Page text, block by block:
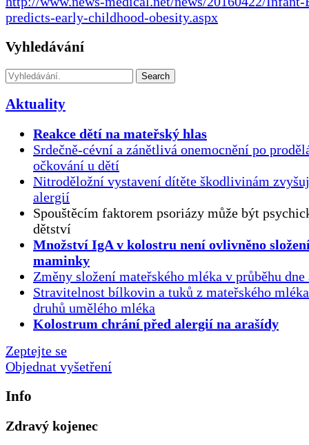
predicts-early-childhood-obesity.aspx
Vyhledávání
Search
Aktuality
Reakce dětí na mateřský hlas
Srdečně-cévní a zánětlivá onemocnění po
očkování u dětí
Nitroděložní vystavení dítěte škodlivinám
alergií
Spouštěcím faktorem psoriázy může být
dětství
Množství IgA v kolostru není ovlivněno
maminky
Změny složení mateřského mléka v průběhu dne
Stravitelnost bílkovin a tuků z mateřského
druhů umělého mléka
Kolostrum chrání před alergií na arašídy
Zeptejte se
Objednat vyšetření
Info
Zdravý kojenec